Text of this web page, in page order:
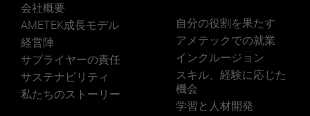
会社概要
AMETEK成長モデル
経営陣
サプライヤーの責任
サステナビリティ
私たちのストーリー
自分の役割を果たす
アメテックでの就業
インクルージョン
スキル、経験に応じた
機会
学習と人材開発